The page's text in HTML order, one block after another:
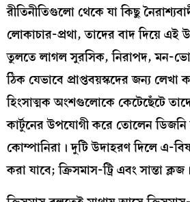
রীতিনীতিগুলো থেকে যা কিছু
লোকাচার-প্রথা, তাদের বাদ দিয়ে
তুলতে লাগল সুরসিক, নিরাপদ, মন-
ঠিক যেভাবে প্রাপ্তবয়স্কদের জন্য লেখা
হিংসাত্মক অংশগুলোকে কেটেছেঁটে
কার্টুনের উপযোগী করে তোলেন ডিজনি
কোম্পানিরা। দুটি উদাহরণ দিলে এ-
করা যাবে; ক্রিসমাস-ট্রি এবং সান্তা ক্লজ।